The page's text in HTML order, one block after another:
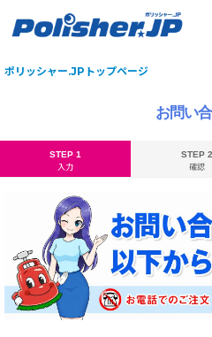
ポリッシャー.JPトップページ
お問い
STEP 1
入力
STEP 2
確認